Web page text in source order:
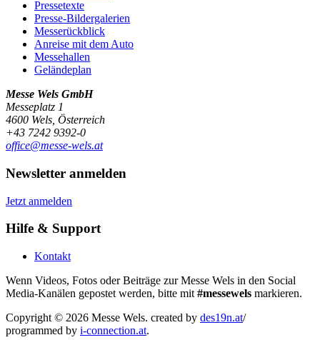
Pressetexte
Presse-Bildergalerien
Messerückblick
Anreise mit dem Auto
Messehallen
Geländeplan
Messe Wels GmbH
Messeplatz 1
4600 Wels, Österreich
+43 7242 9392-0
office@messe-wels.at
Newsletter anmelden
Jetzt anmelden
Hilfe & Support
Kontakt
Wenn Videos, Fotos oder Beiträge zur Messe Wels in den Social
Media-Kanälen gepostet werden, bitte mit #messewels markieren.
Copyright © 2026 Messe Wels. created by des19n.at/
programmed by i-connection.at.